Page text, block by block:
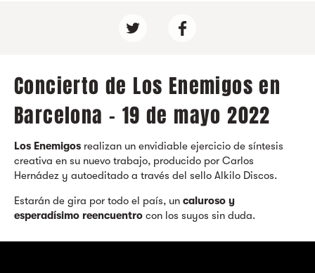
Concierto de Los Enemigos en
Barcelona - 19 de mayo 2022
Los Enemigos realizan un envidiable ejercicio de síntesis
creativa en su nuevo trabajo, producido por Carlos
Hernádez y autoeditado a través del sello Alkilo Discos.
Estarán de gira por todo el país, un caluroso y
esperadísimo reencuentro con los suyos sin duda.